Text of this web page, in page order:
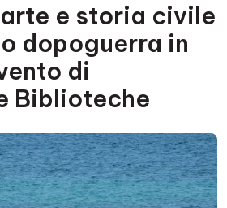
e storia civile
dopoguerra in
di
Biblioteche